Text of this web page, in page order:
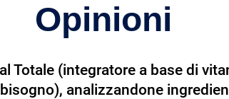
Opinioni
Totale (integratore a base di
analizzandone